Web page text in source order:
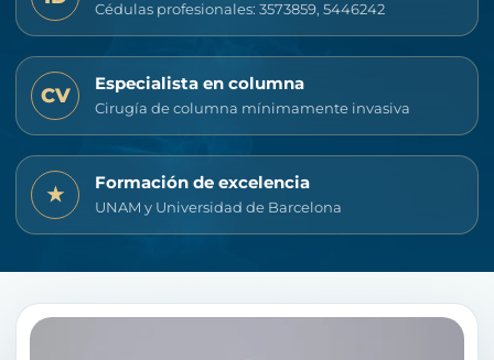
Cédulas profesionales: 3573859, 5446242
CV Especialista en columna
Cirugía de columna mínimamente invasiva
★ Formación de excelencia
UNAM y Universidad de Barcelona